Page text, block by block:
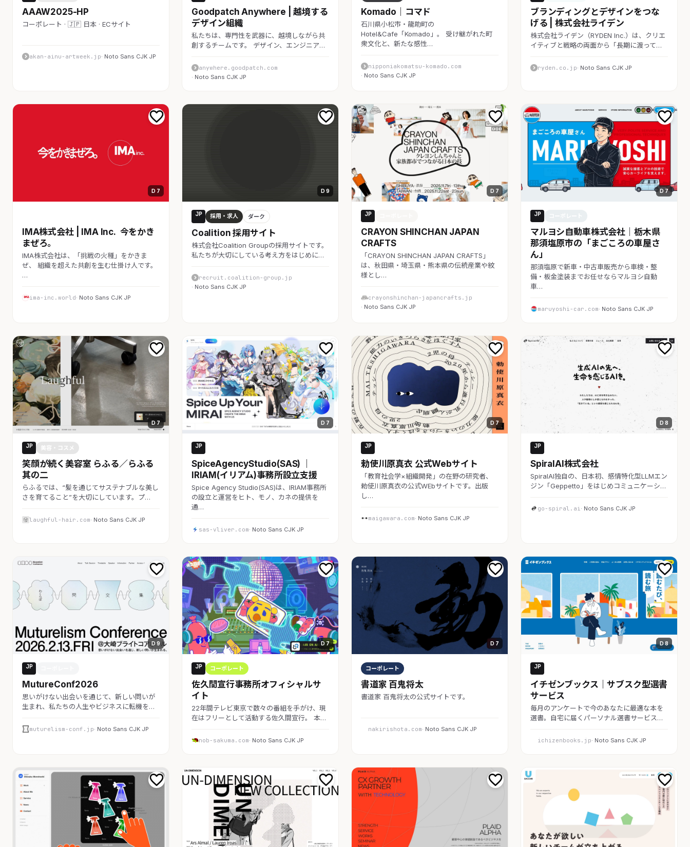
AAAW2025-HP
コーポレート · 🇯🇵 日本 · ECサイト
akan-ainu-artweek.jp· Noto Sans CJK JP
Goodpatch Anywhere | 越境する
デザイン組織
私たちは、専門性を武器に、越境しながら共
創するチームです。 デザイン、エンジニア…
anywhere.goodpatch.com
· Noto Sans CJK JP
Komado｜コマド
石川県小松市・龍助町の
Hotel&Cafe「Komado」。 受け継がれた町
衆文化と、新たな感性…
nipponiakomatsu-komado.com
· Noto Sans CJK JP
ブランディングとデザインをつな
げる | 株式会社ライデン
株式会社ライデン（RYDEN Inc.）は、クリエ
イティブと戦略の両面から「長期に渡って…
ryden.co.jp· Noto Sans CJK JP
D 7
IMA株式会社 | IMA Inc. 今をかき
まぜろ。
IMA株式会社は、「挑戦の火種」をかきま
ぜ、 組織を超えた共創を生む仕掛け人です。
…
ima-inc.world· Noto Sans CJK JP
D 9
JP 採用・求人 ダーク
Coalition 採用サイト
株式会社Coalition Groupの採用サイトです。
私たちが大切にしている考え方をはじめに…
recruit.coalition-group.jp
· Noto Sans CJK JP
D 7
JP
CRAYON SHINCHAN JAPAN
CRAFTS
「CRAYON SHINCHAN JAPAN CRAFTS」
は、秋田県・埼玉県・熊本県の伝統産業や紋
様とし…
crayonshinchan-japancrafts.jp
· Noto Sans CJK JP
D 7
JP
マルヨシ自動車株式会社｜栃木県
那須塩原市の「まごころの車屋さ
ん」
那須塩原で新車・中古車販売から車検・整
備・板金塗装までお任せならマルヨシ自動
車…
maruyoshi-car.com· Noto Sans CJK JP
D 7
JP 美容・コスメ
笑顔が続く美容室 らふる／らふる
其の二
らふるでは、“髪を通じてサステナブルな美し
さを育てること”を大切にしています。プ…
laughful-hair.com· Noto Sans CJK JP
D 7
JP
SpiceAgencyStudio(SAS) ｜
IRIAM(イリアム)事務所設立支援
Spice Agency Studio(SAS)は、IRIAM事務所
の設立と運営をヒト、モノ、カネの提供を
通…
sas-vliver.com· Noto Sans CJK JP
D 7
JP
勅使川原真衣 公式Webサイト
「教育社会学×組織開発」の在野の研究者、
勅使川原真衣の公式WEbサイトです。出版
し…
maigawara.com· Noto Sans CJK JP
D 8
JP
SpiralAI株式会社
SpiralAI独自の、日本初、感情特化型LLMエン
ジン「Geppetto」をはじめコミュニケーシ…
go-spiral.ai· Noto Sans CJK JP
D 9
JP
MutureConf2026
思いがけない出会いを通じて、新しい問いが
生まれ、私たちの人生やビジネスに転機を…
muturelism-conf.jp· Noto Sans CJK JP
D 7
JP コーポレート
佐久間宣行事務所オフィシャルサ
イト
22年間テレビ東京で数々の番組を手がけ、現
在はフリーとして活動する佐久間宣行。 本…
nob-sakuma.com· Noto Sans CJK JP
D 7
コーポレート
書道家 百鬼将太
書道家 百鬼将太の公式サイトです。
nakirishota.com· Noto Sans CJK JP
D 8
JP
イチゼンブックス｜サブスク型選書
サービス
毎月のアンケートで今のあなたに最適な本を
選書。自宅に届くパーソナル選書サービス…
ichizenbooks.jp· Noto Sans CJK JP